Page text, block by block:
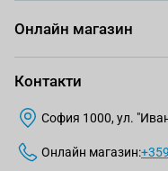
Онлайн магазин
Контакти
София 1000, ул.
Онлайн магазин: